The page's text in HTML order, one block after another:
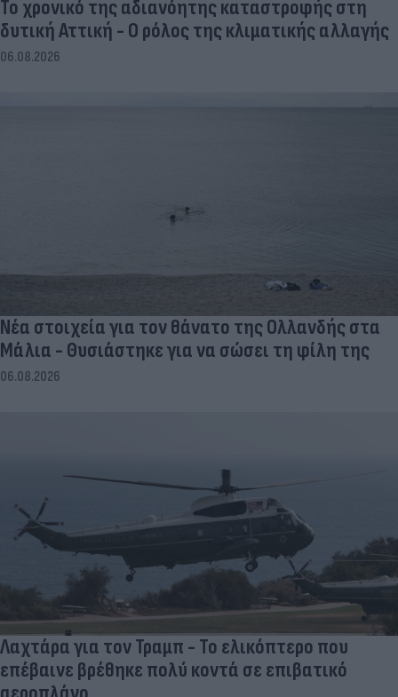
Το χρονικό της αδιανόητης καταστροφής στη
δυτική Αττική - Ο ρόλος της κλιματικής αλλαγής
06.08.2026
Νέα στοιχεία για τον θάνατο της Ολλανδής στα
Μάλια - Θυσιάστηκε για να σώσει τη φίλη της
06.08.2026
Λαχτάρα για τον Τραμπ - Το ελικόπτερο που
επέβαινε βρέθηκε πολύ κοντά σε επιβατικό